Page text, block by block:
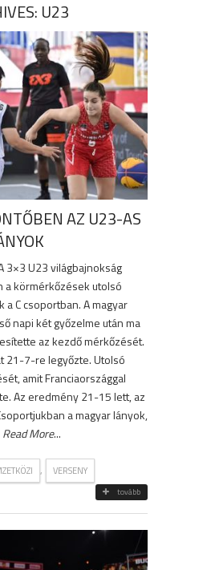
U23
AZ U23-AS
3×3 U23 világbajnokság
a körmérkőzések utolsó
a C csoportban. A magyar
napi két győzelme után ma
az kezdő mérkőzését.
21-7-re legyőzte. Utolsó
amit Franciaországgal
Az eredmény 21-15 lett, az
a magyar lányok,
Read More...
, VERSENY
tovább